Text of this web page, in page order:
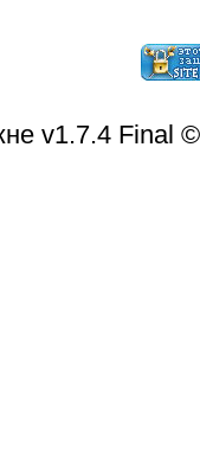
v1.7.4 Final